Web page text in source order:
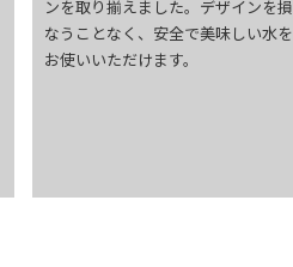
ンを取り揃えました。デザインを損
なうことなく、安全で美味しい水を
お使いいただけます。